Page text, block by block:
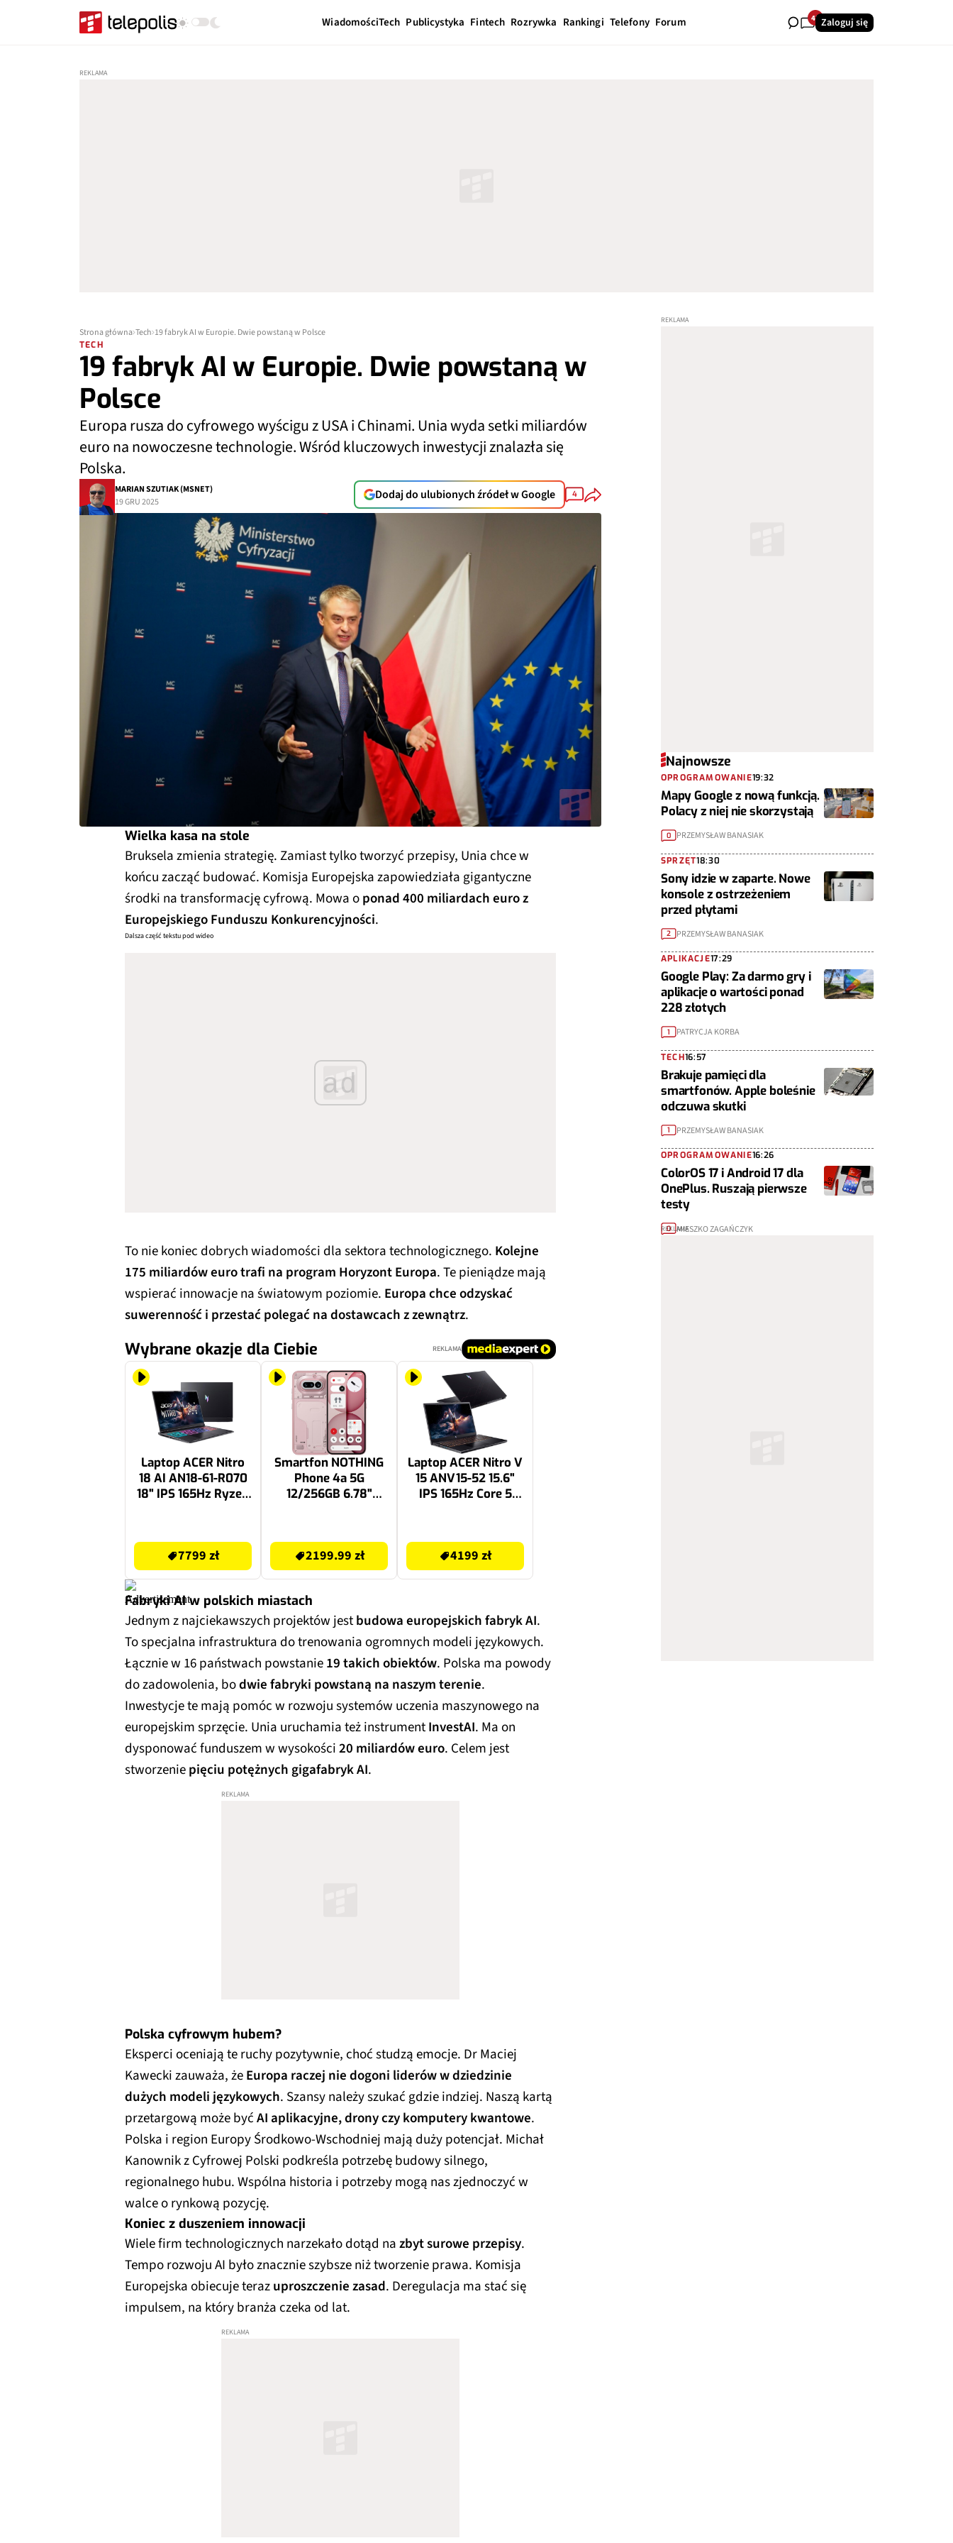
WiadomościTech Publicystyka Fintech Rozrywka Rankingi Telefony Forum 43Zaloguj się
Strona główna Tech 19 fabryk AI w Europie. Dwie powstaną w Polsce
TECH
19 fabryk AI w Europie. Dwie powstaną w
Polsce
Europa rusza do cyfrowego wyścigu z USA i Chinami. Unia wyda setki miliardów
euro na nowoczesne technologie. Wśród kluczowych inwestycji znalazła się
Polska.
MARIAN SZUTIAK (MSNET)
19 GRU 2025
Dodaj do ulubionych źródeł w Google 4
Wielka kasa na stole
Bruksela zmienia strategię. Zamiast tylko tworzyć przepisy, Unia chce w
końcu zacząć budować. Komisja Europejska zapowiedziała gigantyczne
środki na transformację cyfrową. Mowa oponad 400 miliardach euro z
Europejskiego Funduszu Konkurencyjności.
Dalsza część tekstu pod wideo
ad
To nie koniec dobrych wiadomości dla sektora technologicznego. Kolejne
175 miliardów euro trafi na program Horyzont Europa. Te pieniądze mają
wspierać innowacje na światowym poziomie. Europa chce odzyskać
suwerenność i przestać polegać na dostawcach z zewnątrz.
Wybrane okazje dla Ciebie REKLAMA
Laptop ACER Nitro
18 AI AN18-61-R070
18" IPS 165Hz Ryzen
RTX5060 DLSS 4
Windows 11 Home,
Funkcje AI
7799 zł
Smartfon NOTHING
Phone 4a 5G
12/256GB 6.78"
2199.99 zł
Laptop ACER Nitro V
15 ANV15-52 15.6"
IPS 165Hz Core 5
RTX5060 DLSS 4,
Funkcje AI
4199 zł
Fabryki AI w polskich miastach
Jednym z najciekawszych projektów jestbudowa europejskich fabryk AI.
To specjalna infrastruktura do trenowania ogromnych modeli językowych.
Łącznie w 16 państwach powstanie19 takich obiektów. Polska ma powody
do zadowolenia, bodwie fabryki powstaną na naszym terenie.
Inwestycje te mają pomóc w rozwoju systemów uczenia maszynowego na
europejskim sprzęcie. Unia uruchamia też instrumentInvestAI. Ma on
dysponować funduszem w wysokości20 miliardów euro. Celem jest
stworzeniepięciu potężnych gigafabryk AI.
Polska cyfrowym hubem?
Eksperci oceniają te ruchy pozytywnie, choć studzą emocje. Dr Maciej
Kawecki zauważa, żeEuropa raczej nie dogoni liderów w dziedzinie
dużych modeli językowych. Szansy należy szukać gdzie indziej. Naszą kartą
przetargową może byćAI aplikacyjne, drony czy komputery kwantowe.
Polska i region Europy Środkowo-Wschodniej mają duży potencjał. Michał
Kanownik z Cyfrowej Polski podkreśla potrzebę budowy silnego,
regionalnego hubu. Wspólna historia i potrzeby mogą nas zjednoczyć w
walce o rynkową pozycję.
Koniec z duszeniem innowacji
Wiele firm technologicznych narzekało dotąd nazbyt surowe przepisy.
Tempo rozwoju AI było znacznie szybsze niż tworzenie prawa. Komisja
Europejska obiecuje terazuproszczenie zasad. Deregulacja ma stać się
impulsem, na który branża czeka od lat.
Najnowsze
OPROGRAMOWANIE19:32
Mapy Google z nową funkcją.
Polacy z niej nie skorzystają
0 PRZEMYSŁAW BANASIAK
SPRZĘT18:30
Sony idzie w zaparte. Nowe
konsole z ostrzeżeniem
przed płytami
2 PRZEMYSŁAW BANASIAK
APLIKACJE17:29
Google Play: Za darmo gry i
aplikacje o wartości ponad
228 złotych
1 PATRYCJA KORBA
TECH16:57
Brakuje pamięci dla
smartfonów. Apple boleśnie
odczuwa skutki
1 PRZEMYSŁAW BANASIAK
OPROGRAMOWANIE16:26
ColorOS 17 i Android 17 dla
OnePlus. Ruszają pierwsze
testy
0 MIESZKO ZAGAŃCZYK